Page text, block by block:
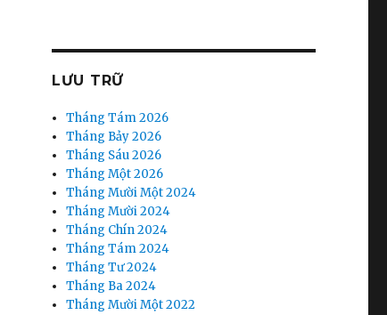
LƯU TRỮ
Tháng Tám 2026
Tháng Bảy 2026
Tháng Sáu 2026
Tháng Một 2026
Tháng Mười Một 2024
Tháng Mười 2024
Tháng Chín 2024
Tháng Tám 2024
Tháng Tư 2024
Tháng Ba 2024
Tháng Mười Một 2022